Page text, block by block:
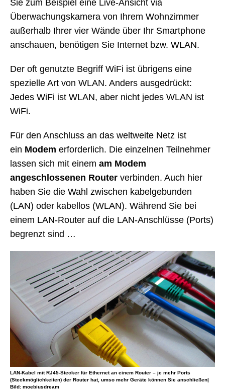
Sie zum Beispiel eine Live-Ansicht via
Überwachungskamera von Ihrem Wohnzimmer
außerhalb Ihrer vier Wände über Ihr Smartphone
anschauen, benötigen Sie Internet bzw. WLAN.
Der oft genutzte Begriff WiFi ist übrigens eine
spezielle Art von WLAN. Anders ausgedrückt:
Jedes WiFi ist WLAN, aber nicht jedes WLAN ist
WiFi.
Für den Anschluss an das weltweite Netz ist
ein Modem erforderlich. Die einzelnen Teilnehmer
lassen sich mit einem am Modem
angeschlossenen Router verbinden. Auch hier
haben Sie die Wahl zwischen kabelgebunden
(LAN) oder kabellos (WLAN). Während Sie bei
einem LAN-Router auf die LAN-Anschlüsse (Ports)
begrenzt sind …
LAN-Kabel mit RJ45-Stecker für Ethernet an einem Router – je mehr Ports
(Steckmöglichkeiten) der Router hat, umso mehr Geräte können Sie anschließen|
Bild: moebiusdream